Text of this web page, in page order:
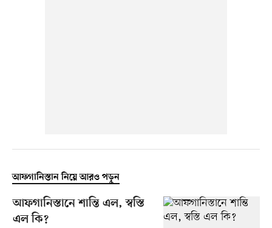
আফগানিস্তান নিয়ে আরও পড়ুন
আফগানিস্তানে শান্তি এল, স্বস্তি
এল কি?